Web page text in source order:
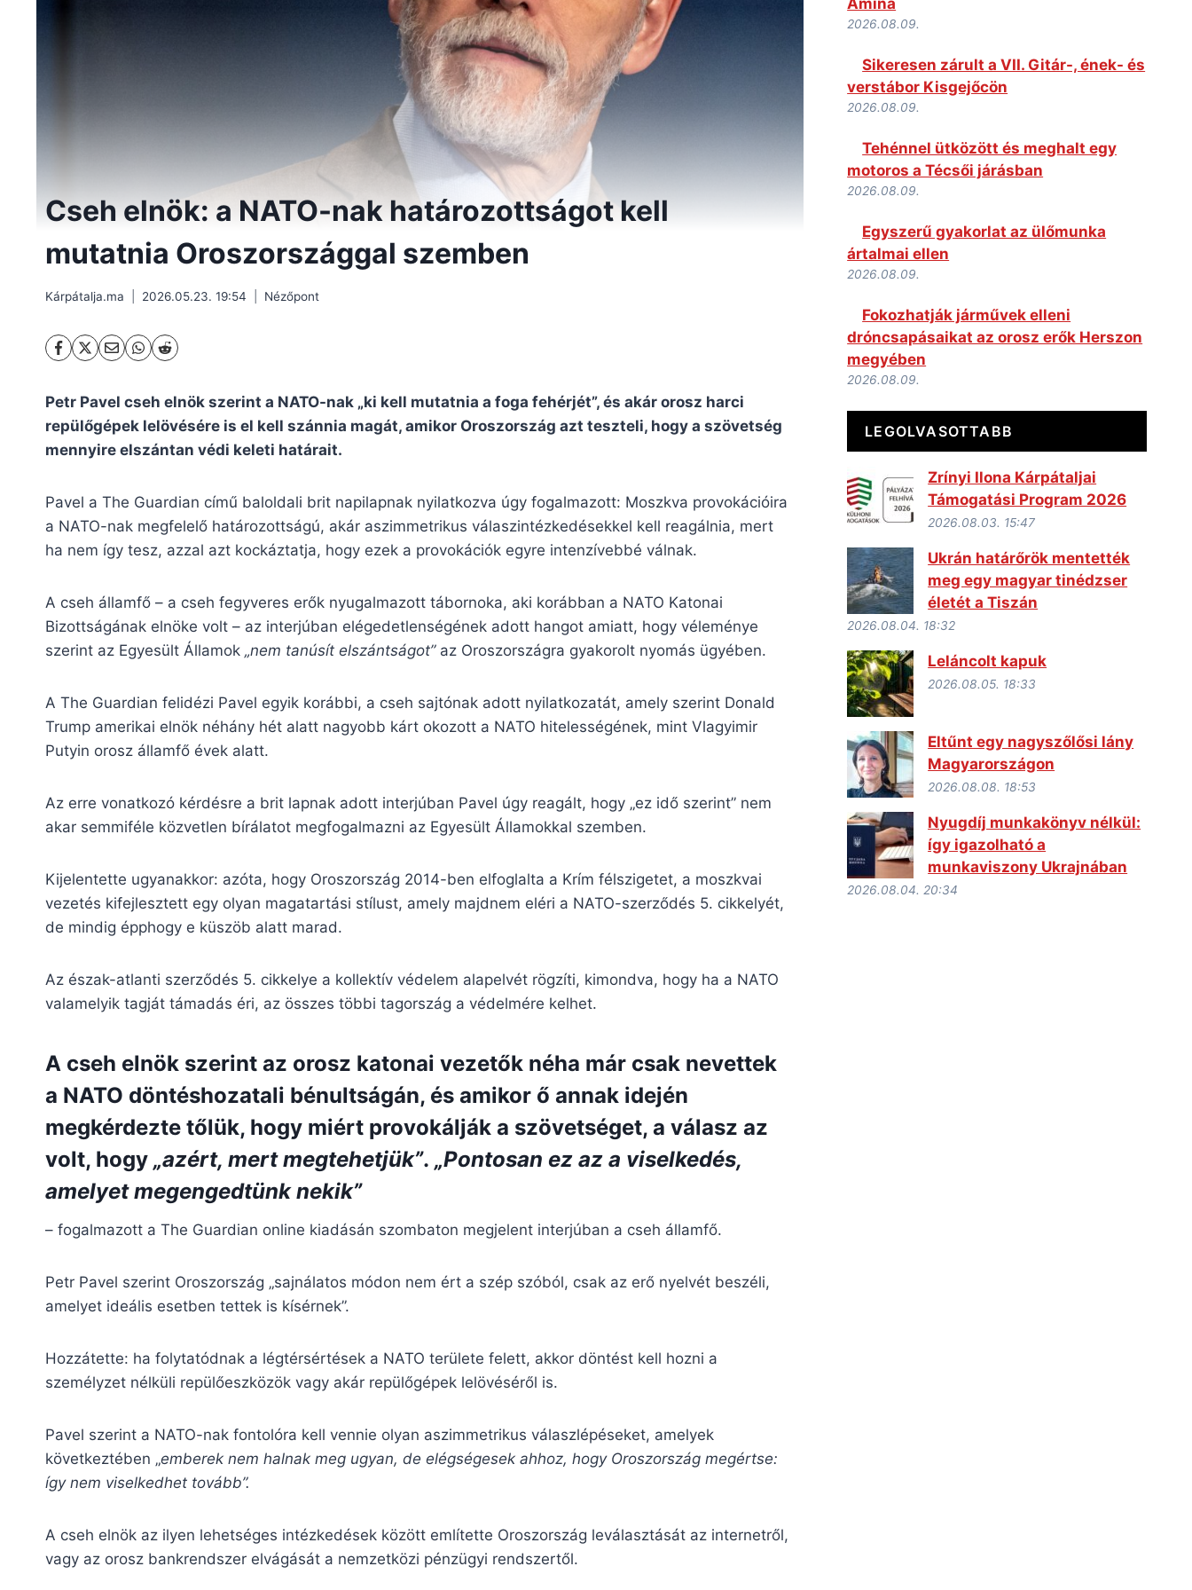
Cseh elnök: a NATO-nak határozottságot kell
mutatnia Oroszországgal szemben
Kárpátalja.ma 2026.05.23. 19:54 Nézőpont
Petr Pavel cseh elnök szerint a NATO-nak „ki kell mutatnia a foga fehérjét”, és akár orosz harci
repülőgépek lelövésére is el kell szánnia magát, amikor Oroszország azt teszteli, hogy a szövetség
mennyire elszántan védi keleti határait.
Pavel a The Guardian című baloldali brit napilapnak nyilatkozva úgy fogalmazott: Moszkva provokációira
a NATO-nak megfelelő határozottságú, akár aszimmetrikus válaszintézkedésekkel kell reagálnia, mert
ha nem így tesz, azzal azt kockáztatja, hogy ezek a provokációk egyre intenzívebbé válnak.
A cseh államfő – a cseh fegyveres erők nyugalmazott tábornoka, aki korábban a NATO Katonai
Bizottságának elnöke volt – az interjúban elégedetlenségének adott hangot amiatt, hogy véleménye
szerint az Egyesült Államok „nem tanúsít elszántságot” az Oroszországra gyakorolt nyomás ügyében.
A The Guardian felidézi Pavel egyik korábbi, a cseh sajtónak adott nyilatkozatát, amely szerint Donald
Trump amerikai elnök néhány hét alatt nagyobb kárt okozott a NATO hitelességének, mint Vlagyimir
Putyin orosz államfő évek alatt.
Az erre vonatkozó kérdésre a brit lapnak adott interjúban Pavel úgy reagált, hogy „ez idő szerint” nem
akar semmiféle közvetlen bírálatot megfogalmazni az Egyesült Államokkal szemben.
Kijelentette ugyanakkor: azóta, hogy Oroszország 2014-ben elfoglalta a Krím félszigetet, a moszkvai
vezetés kifejlesztett egy olyan magatartási stílust, amely majdnem eléri a NATO-szerződés 5. cikkelyét,
de mindig épphogy e küszöb alatt marad.
Az észak-atlanti szerződés 5. cikkelye a kollektív védelem alapelvét rögzíti, kimondva, hogy ha a NATO
valamelyik tagját támadás éri, az összes többi tagország a védelmére kelhet.
A cseh elnök szerint az orosz katonai vezetők néha már csak nevettek
a NATO döntéshozatali bénultságán, és amikor ő annak idején
megkérdezte tőlük, hogy miért provokálják a szövetséget, a válasz az
volt, hogy „azért, mert megtehetjük”. „Pontosan ez az a viselkedés,
amelyet megengedtünk nekik”
– fogalmazott a The Guardian online kiadásán szombaton megjelent interjúban a cseh államfő.
Petr Pavel szerint Oroszország „sajnálatos módon nem ért a szép szóból, csak az erő nyelvét beszéli,
amelyet ideális esetben tettek is kísérnek”.
Hozzátette: ha folytatódnak a légtérsértések a NATO területe felett, akkor döntést kell hozni a
személyzet nélküli repülőeszközök vagy akár repülőgépek lelövéséről is.
Pavel szerint a NATO-nak fontolóra kell vennie olyan aszimmetrikus válaszlépéseket, amelyek
következtében „emberek nem halnak meg ugyan, de elégségesek ahhoz, hogy Oroszország megértse:
így nem viselkedhet tovább”.
A cseh elnök az ilyen lehetséges intézkedések között említette Oroszország leválasztását az internetről,
vagy az orosz bankrendszer elvágását a nemzetközi pénzügyi rendszertől.
2026.08.09.
Sikeresen zárult a VII. Gitár-, ének- és
verstábor Kisgejőcön
2026.08.09.
Tehénnel ütközött és meghalt egy
motoros a Técsői járásban
2026.08.09.
Egyszerű gyakorlat az ülőmunka
ártalmai ellen
2026.08.09.
Fokozhatják járművek elleni
dróncsapásaikat az orosz erők Herszon
megyében
2026.08.09.
LEGOLVASOTTABB
Zrínyi Ilona Kárpátaljai
Támogatási Program 2026
2026.08.03. 15:47
Ukrán határőrök mentették
meg egy magyar tinédzser
életét a Tiszán
2026.08.04. 18:32
Leláncolt kapuk
2026.08.05. 18:33
Eltűnt egy nagyszőlősi lány
Magyarországon
2026.08.08. 18:53
Nyugdíj munkakönyv nélkül:
így igazolható a
munkaviszony Ukrajnában
2026.08.04. 20:34